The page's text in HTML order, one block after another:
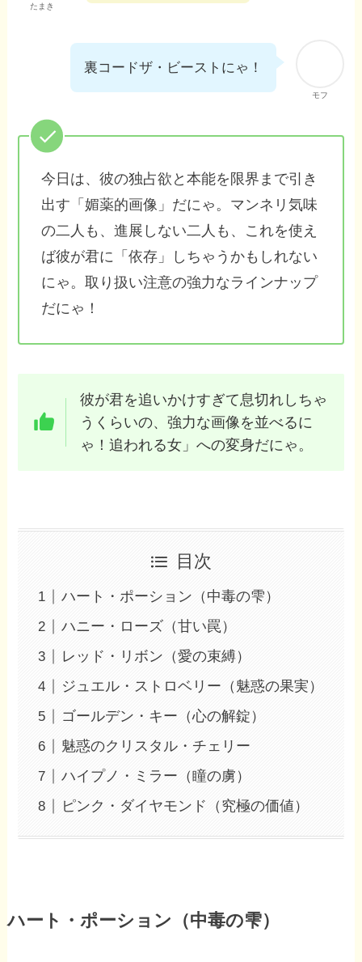
たまき
モフ
裏コードザ・ビーストにゃ！
今日は、彼の独占欲と本能を限界まで引き
出す「媚薬的画像」だにゃ。マンネリ気味
の二人も、進展しない二人も、これを使え
ば彼が君に「依存」しちゃうかもしれない
にゃ。取り扱い注意の強力なラインナップ
だにゃ！
彼が君を追いかけすぎて息切れしちゃ
うくらいの、強力な画像を並べるに
ゃ！追われる女」への変身だにゃ。
目次
ハート・ポーション（中毒の雫）
ハニー・ローズ（甘い罠）
レッド・リボン（愛の束縛）
ジュエル・ストロベリー（魅惑の果実）
ゴールデン・キー（心の解錠）
魅惑のクリスタル・チェリー
ハイプノ・ミラー（瞳の虜）
ピンク・ダイヤモンド（究極の価値）
ハート・ポーション（中毒の雫）